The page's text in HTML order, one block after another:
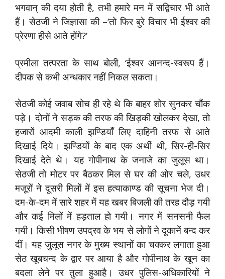
भगवान् की दया होती है, तभी हमारे मन में सद्विचार भी आते
हैं। सेठजी ने जिज्ञासा की –‘तो फिर बुरे विचार भी ईश्वर की
प्रेरणा हीसे आते होंगे?’
प्रमीला तत्परता के साथ बोली, ‘ईश्वर आनन्द-स्वरूप हैं।
दीपक से कभी अन्धकार नहीं निकल सकता।
सेठजी कोई जवाब सोच ही रहे थे कि बाहर शोर सुनकर चौंक
पड़े। दोनों ने सड़क की तरफ की खिड़की खोलकर देखा, तो
हजारों आदमी काली झण्डियाँ लिए दाहिनी तरफ से आते
दिखाई दिये। झण्डियों के बाद एक अर्थी थी, सिर-ही-सिर
दिखाई देते थे। यह गोपीनाथ के जनाजे का जुलूस था।
सेठजी तो मोटर पर बैठकर मिल से घर की ओर चले, उधर
मजूरों ने दूसरी मिलों में इस हत्याकाण्ड की सूचना भेज दी।
दम-के-दम में सारे शहर में यह खबर बिजली की तरह दौड़ गयी
और कई मिलों में हड़ताल हो गयी। नगर में सनसनी फैल
गयी। किसी भीषण उपद्रव के भय से लोगों ने दूकानें बन्द कर
दीं। यह जुलूस नगर के मुख्य स्थानों का चक्कर लगाता हुआ
सेठ खूबचन्द के द्वार पर आया है और गोपीनाथ के खून का
बदला लेने पर तुला हुआहै। उधर पुलिस-अधिकारियों ने